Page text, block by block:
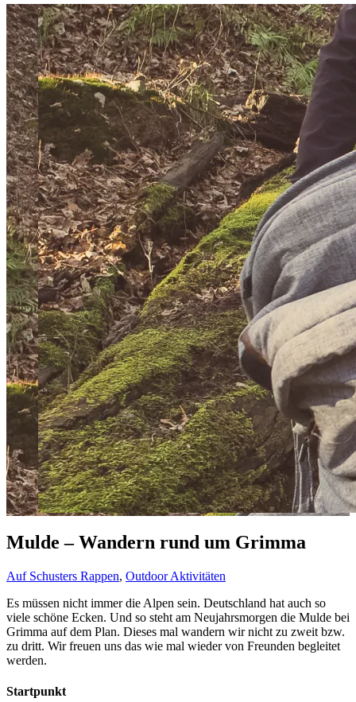
Mulde – Wandern rund um Grimma
Auf Schusters Rappen, Outdoor Aktivitäten
Es müssen nicht immer die Alpen sein. Deutschland hat auch so
viele schöne Ecken. Und so steht am Neujahrsmorgen die Mulde bei
Grimma auf dem Plan. Dieses mal wandern wir nicht zu zweit bzw.
zu dritt. Wir freuen uns das wie mal wieder von Freunden begleitet
werden.
Startpunkt